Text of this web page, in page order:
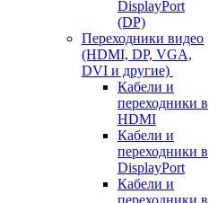
DisplayPort
(DP)
Переходники видео
(HDMI, DP, VGA,
DVI и другие)
Кабели и
переходники в
HDMI
Кабели и
переходники в
DisplayPort
Кабели и
переходники в